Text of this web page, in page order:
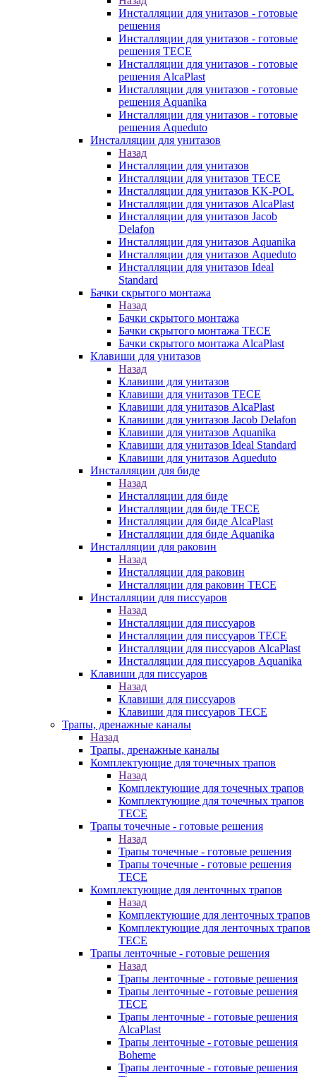
Инсталляции для унитазов - готовые
решения
Инсталляции для унитазов - готовые
решения TECE
Инсталляции для унитазов - готовые
решения AlcaPlast
Инсталляции для унитазов - готовые
решения Aquanika
Инсталляции для унитазов - готовые
решения Aqueduto
Инсталляции для унитазов
Назад
Инсталляции для унитазов
Инсталляции для унитазов TECE
Инсталляции для унитазов KK-POL
Инсталляции для унитазов AlcaPlast
Инсталляции для унитазов Jacob
Delafon
Инсталляции для унитазов Aquanika
Инсталляции для унитазов Aqueduto
Инсталляции для унитазов Ideal
Standard
Бачки скрытого монтажа
Назад
Бачки скрытого монтажа
Бачки скрытого монтажа TECE
Бачки скрытого монтажа AlcaPlast
Клавиши для унитазов
Назад
Клавиши для унитазов
Клавиши для унитазов TECE
Клавиши для унитазов AlcaPlast
Клавиши для унитазов Jacob Delafon
Клавиши для унитазов Aquanika
Клавиши для унитазов Ideal Standard
Клавиши для унитазов Aqueduto
Инсталляции для биде
Назад
Инсталляции для биде
Инсталляции для биде TECE
Инсталляции для биде AlcaPlast
Инсталляции для биде Aquanika
Инсталляции для раковин
Назад
Инсталляции для раковин
Инсталляции для раковин TECE
Инсталляции для писсуаров
Назад
Инсталляции для писсуаров
Инсталляции для писсуаров TECE
Инсталляции для писсуаров AlcaPlast
Инсталляции для писсуаров Aquanika
Клавиши для писсуаров
Назад
Клавиши для писсуаров
Клавиши для писсуаров TECE
Трапы, дренажные каналы
Назад
Трапы, дренажные каналы
Комплектующие для точечных трапов
Назад
Комплектующие для точечных трапов
Комплектующие для точечных трапов
TECE
Трапы точечные - готовые решения
Назад
Трапы точечные - готовые решения
Трапы точечные - готовые решения
TECE
Комплектующие для ленточных трапов
Назад
Комплектующие для ленточных трапов
Комплектующие для ленточных трапов
TECE
Трапы ленточные - готовые решения
Назад
Трапы ленточные - готовые решения
Трапы ленточные - готовые решения
TECE
Трапы ленточные - готовые решения
AlcaPlast
Трапы ленточные - готовые решения
Boheme
Трапы ленточные - готовые решения